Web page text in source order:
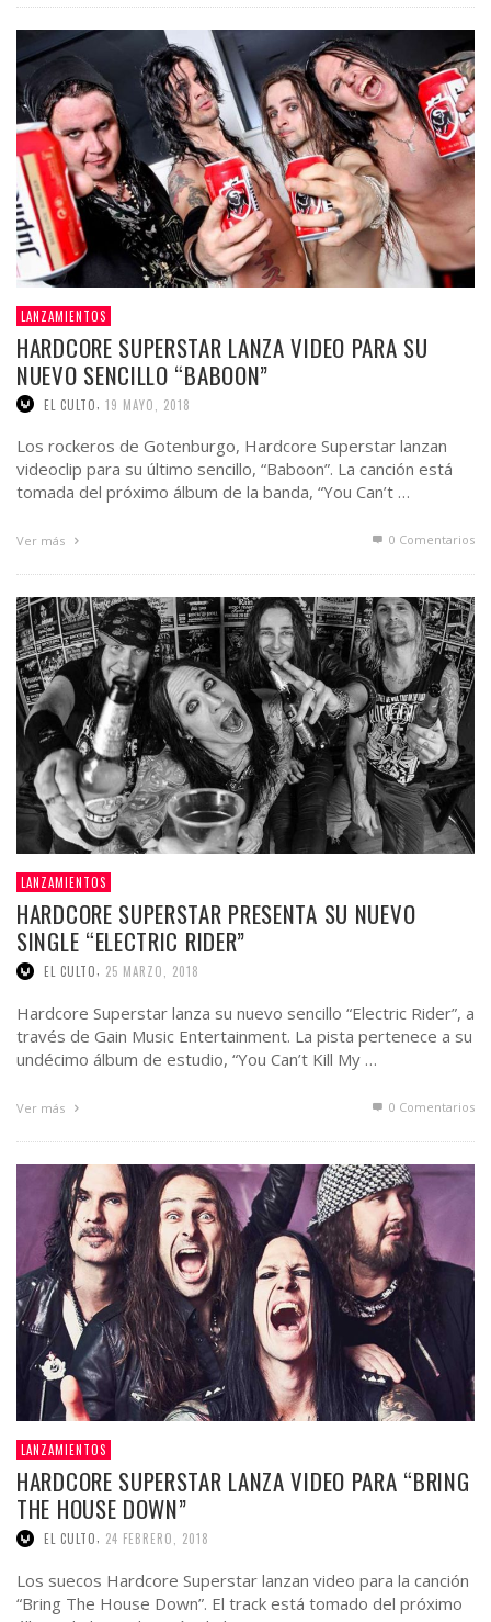
LANZAMIENTOS
HARDCORE SUPERSTAR LANZA VIDEO PARA SU
NUEVO SENCILLO “BABOON”
EL CULTO 19 MAYO, 2018
Los rockeros de Gotenburgo, Hardcore Superstar lanzan
videoclip para su último sencillo, “Baboon”. La canción está
tomada del próximo álbum de la banda, “You Can’t …
Ver más 0 Comentarios
LANZAMIENTOS
HARDCORE SUPERSTAR PRESENTA SU NUEVO
SINGLE “ELECTRIC RIDER”
EL CULTO, 25 MARZO, 2018
Hardcore Superstar lanza su nuevo sencillo “Electric Rider”, a
través de Gain Music Entertainment. La pista pertenece a su
undécimo álbum de estudio, “You Can’t Kill My …
Ver más 0 Comentarios
LANZAMIENTOS
HARDCORE SUPERSTAR LANZA VIDEO PARA “BRING
THE HOUSE DOWN”
EL CULTO, 24 FEBRERO, 2018
Los suecos Hardcore Superstar lanzan video para la canción
“Bring The House Down”. El track está tomado del próximo